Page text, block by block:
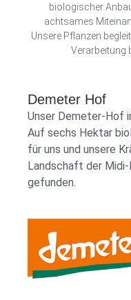
biologischer
achtsames
Unsere Pflanzen
Verarbeitung
Demeter Hof
Unser Demeter-Hof
Auf sechs Hektar
für uns und unsere
Landschaft der Midi-
gefunden.